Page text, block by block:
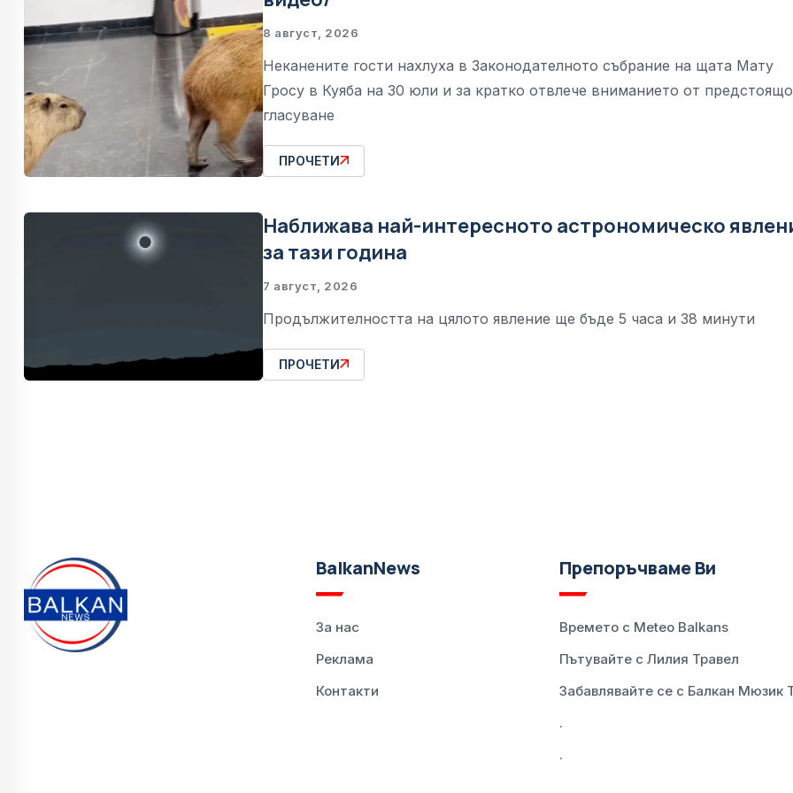
8 август, 2026
Неканените гости нахлуха в Законодателното събрание на щата Мату
Гросу в Куяба на 30 юли и за кратко отвлече вниманието от
гласуване
ПРОЧЕТИ
Наближава най-интересното астрономическо
за тази година
7 август, 2026
Продължителността на цялото явление ще бъде 5 часа и 38 минути
ПРОЧЕТИ
BalkanNews
За нас
Реклама
Контакти
Препоръчваме Ви
Времето с Meteo Balkans
Пътувайте с Лилия Травел
Забавлявайте се с Балкан Мюзик
.
.